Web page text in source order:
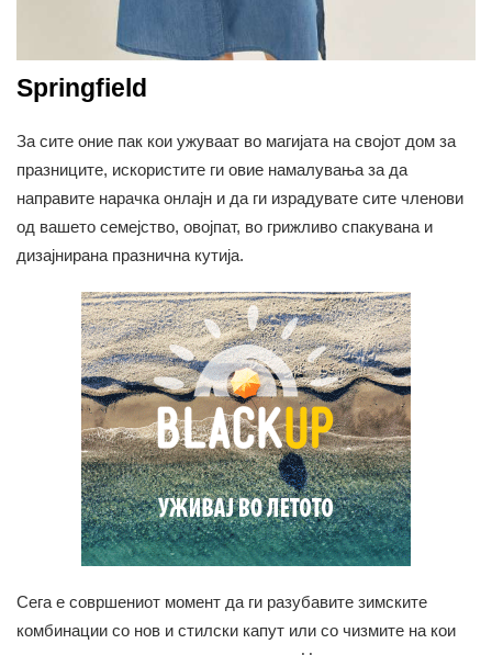
Springfield
За сите оние пак кои ужуваат во магијата на својот дом за
празниците, искористите ги овие намалувања за да
направите нарачка онлајн и да ги израдувате сите членови
од вашето семејство, овојпат, во грижливо спакувана и
дизајнирана празнична кутија.
Сега е совршениот момент да ги разубавите зимските
комбинации со нов и стилски капут или со чизмите на кои